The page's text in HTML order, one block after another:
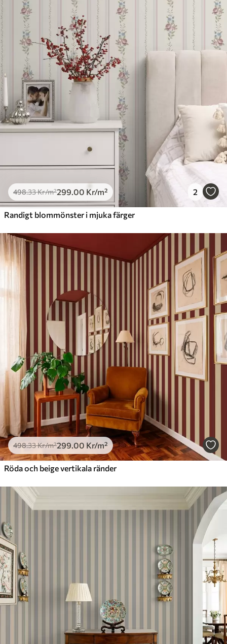
498.33Kr/m²299.00 Kr/m² 2
Randigt blommönster i mjuka färger
498.33Kr/m²299.00 Kr/m²
Röda och beige vertikala ränder